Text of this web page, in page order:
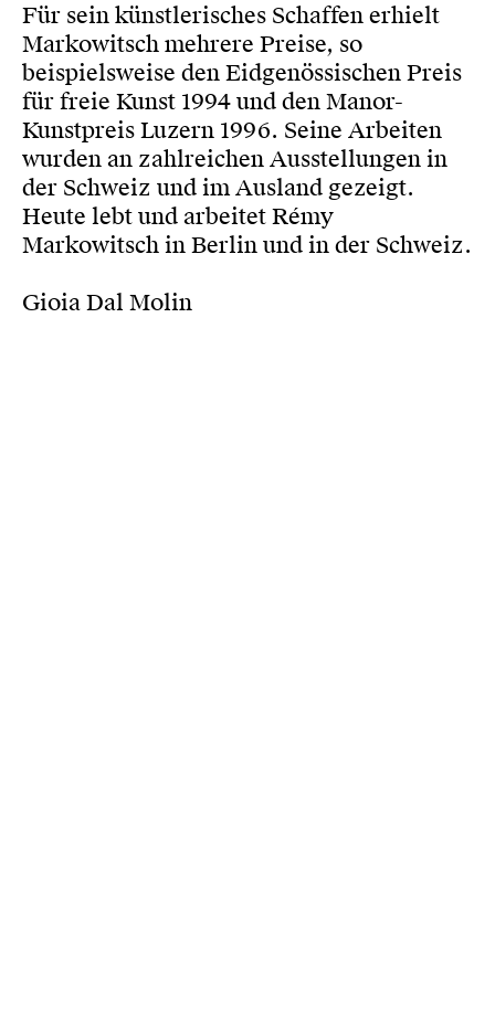
Für sein künstlerisches Schaffen erhielt
Markowitsch mehrere Preise, so
beispielsweise den Eidgenössischen Preis
für freie Kunst 1994 und den Manor-
Kunstpreis Luzern 1996. Seine Arbeiten
wurden an zahlreichen Ausstellungen in
der Schweiz und im Ausland gezeigt.
Heute lebt und arbeitet Rémy
Markowitsch in Berlin und in der Schweiz.
Gioia Dal Molin